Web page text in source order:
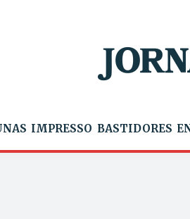
IMPRESSO BASTIDORES